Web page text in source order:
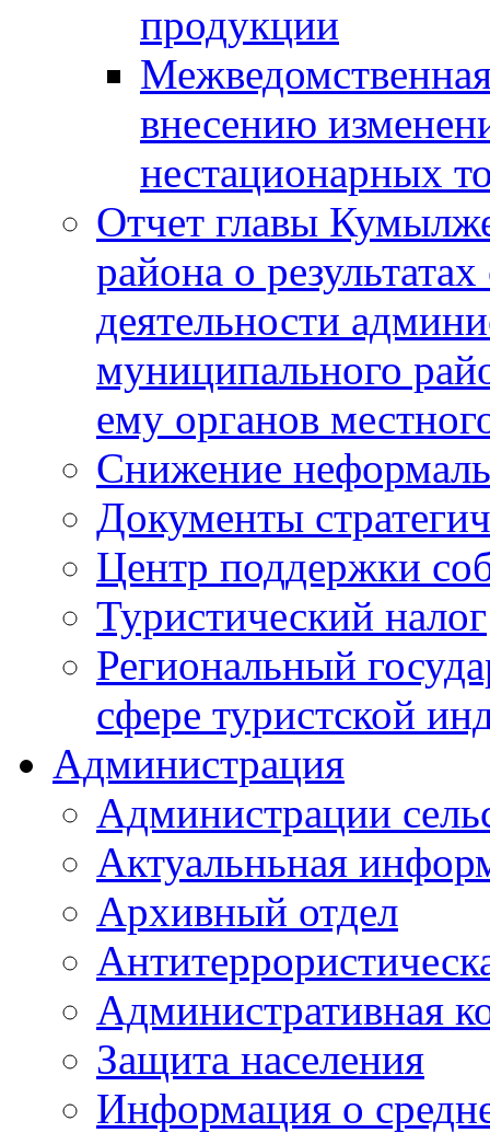
продукции
внесению
нестационарных
Отчет главы
района о
деятельности
муниципального
ему органов
Снижение
Документы
Центр поддержки
Туристический налог
Региональный
сфере туристской
Администрация
Администрации
Актуальньная
Архивный отдел
Административная
Защита населения
Информация о